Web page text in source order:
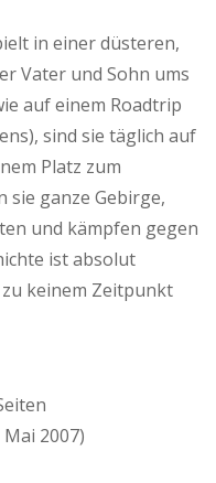
in einer düsteren,
Vater und Sohn ums
auf einem Roadtrip
sind sie täglich auf
Platz zum
sie ganze Gebirge,
und kämpfen gegen
ist absolut
keinem Zeitpunkt
2007)